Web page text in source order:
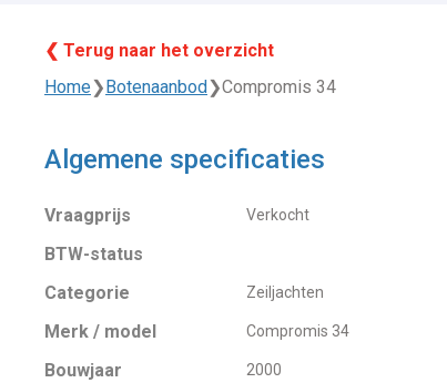
❮ Terug naar het overzicht
Home❯ Botenaanbod ❯Compromis 34
Algemene specificaties
Vraagprijs Verkocht
BTW-status
Categorie
Zeiljachten
Merk / model Compromis 34
Bouwjaar 2000